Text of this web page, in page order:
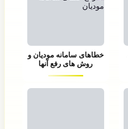
خطاهای سامانه مودیان و
روش های رفع آنها